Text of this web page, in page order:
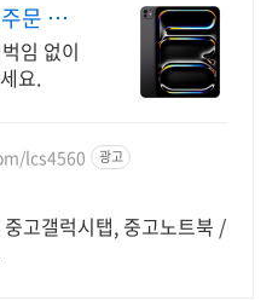
문 내
임 없이
요.
lcs4560 광고
고갤럭시탭, 중고노트북 /